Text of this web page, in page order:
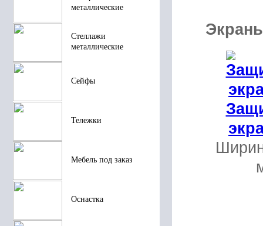
металлические
Стеллажи
металлические
Сейфы
Тележки
Мебель под заказ
Оснастка